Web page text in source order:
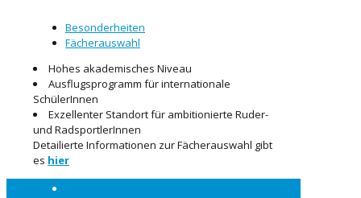
Besonderheiten
Fächerauswahl
Hohes akademisches Niveau
Ausflugsprogramm für internationale
SchülerInnen
Exzellenter Standort für ambitionierte Ruder-
und RadsportlerInnen
Detailierte Informationen zur Fächerauswahl gibt
es hier